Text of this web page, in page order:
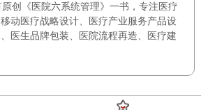
创《医院六系统管理》一书，专注医疗
动医疗战略设计、医疗产业服务产品设
医生品牌包装、医院流程再造、医疗建